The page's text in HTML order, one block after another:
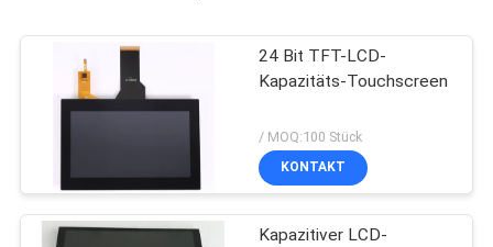
24 Bit TFT-LCD-
Kapazitäts-Touchscreen
/ MOQ:100 Stück
KONTAKT
Kapazitiver LCD-